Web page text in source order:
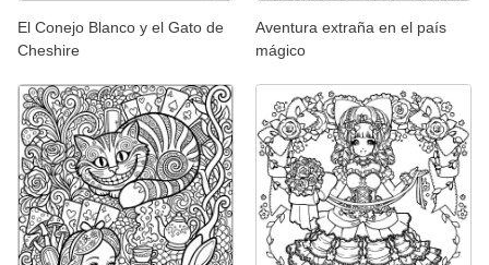
El Conejo Blanco y el Gato de
Cheshire
Aventura extraña en el país
mágico